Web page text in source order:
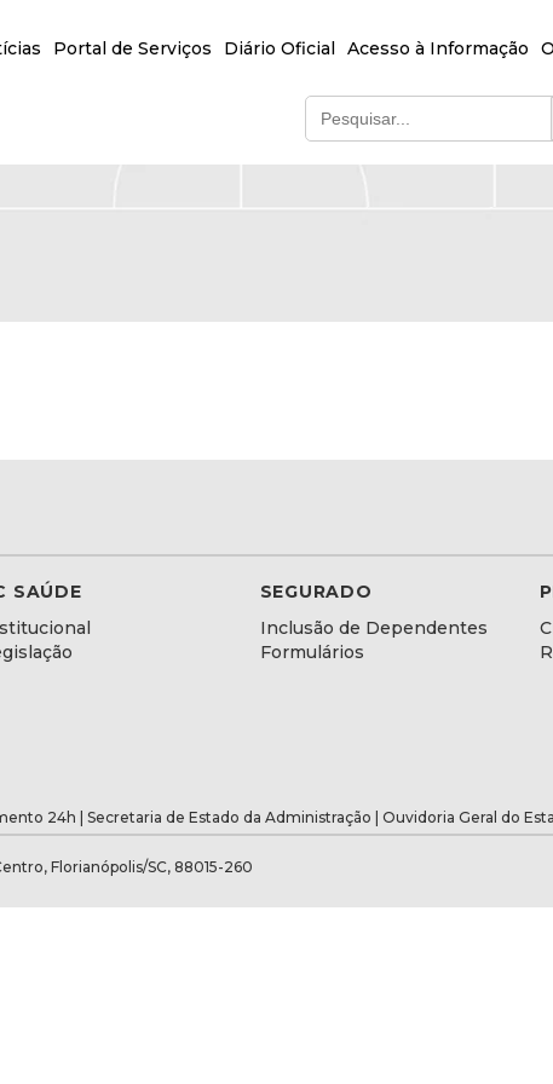
Portal de Serviços Diário Oficial Acesso à Informação
Search
for:
SAÚDE
SEGURADO
Inclusão de Dependentes
Formulários
24h | Secretaria de Estado da Administração | Ouvidoria Geral do
Florianópolis/SC, 88015-260